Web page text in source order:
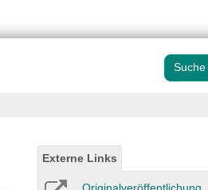
Suche
Externe Links